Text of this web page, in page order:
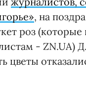
, на
роз
- ZN.UA)
цветы